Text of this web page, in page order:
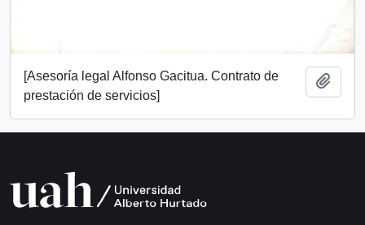
[Asesoría legal Alfonso Gacitua. Contrato de
prestación de servicios]